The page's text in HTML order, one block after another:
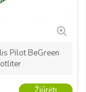
Pilot BeGreen